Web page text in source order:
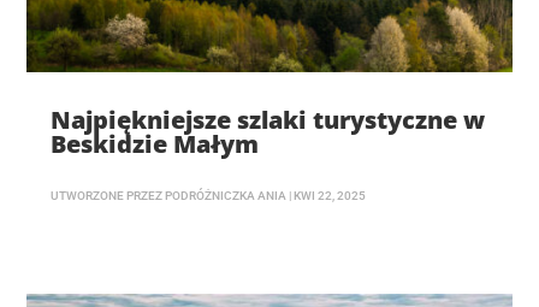
Najpiękniejsze szlaki turystyczne w
Beskidzie Małym
UTWORZONE PRZEZ PODRÓŻNICZKA ANIA | KWI 22, 2025